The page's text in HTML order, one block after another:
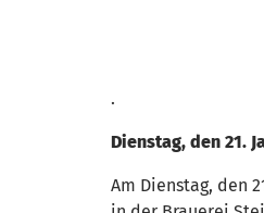
.
Dienstag, den 21.
Am Dienstag, den